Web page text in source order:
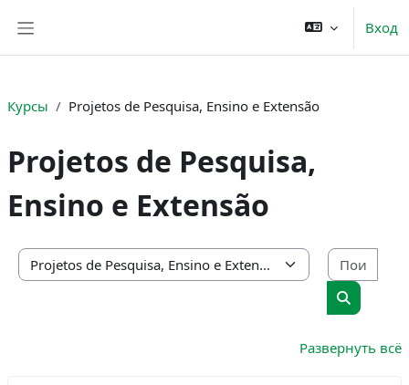
Вход
Курсы Projetos de Pesquisa, Ensino e Extensão
Projetos de Pesquisa,
Ensino e Extensão
Категории курсов
Поиск
Развернуть всё